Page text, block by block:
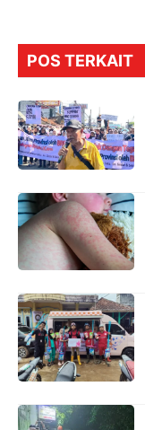
POS TERKAIT